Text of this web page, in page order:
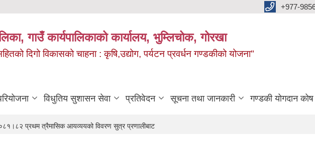
+977-
गाउँ कार्यपालिकाको कार्यालय, भुम्लिचोक, गोरखा
दिगो विकासको चाहना : कृषि,उद्योग, पर्यटन प्रवर्धन गण्डकीको योजना"
विधुतिय सुशासन सेवा प्रतिवेदन सूचना तथा जानकारी गण्डकी योगदान कोष
प्रथम त्रैमासिक आयव्ययको विवरण सुत्र प्रणालीबाट